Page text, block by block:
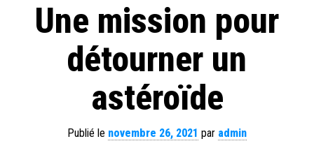
Une mission pour
détourner un
astéroïde
Publié le novembre 26, 2021 par admin